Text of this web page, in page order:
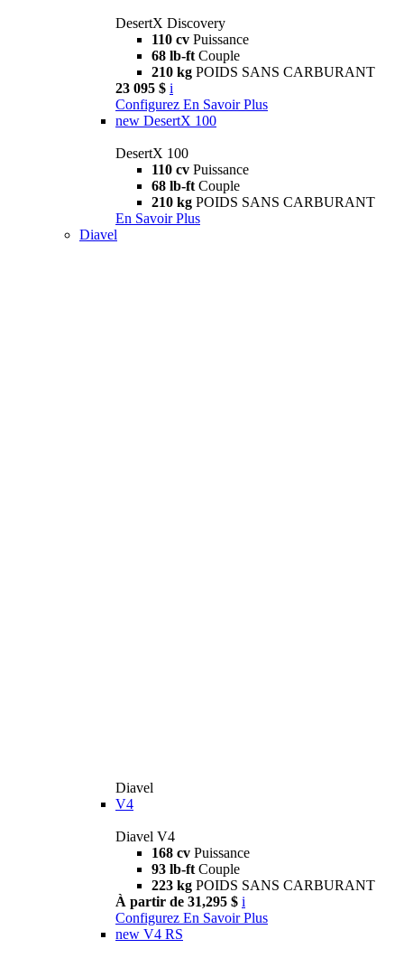
DesertX Discovery
110 cv Puissance
68 lb-ft Couple
210 kg POIDS SANS CARBURANT
23 095 $ i
Configurez En Savoir Plus
new DesertX 100
DesertX 100
110 cv Puissance
68 lb-ft Couple
210 kg POIDS SANS CARBURANT
En Savoir Plus
Diavel
Diavel
V4
Diavel V4
168 cv Puissance
93 lb-ft Couple
223 kg POIDS SANS CARBURANT
À partir de 31,295 $ i
Configurez En Savoir Plus
new V4 RS